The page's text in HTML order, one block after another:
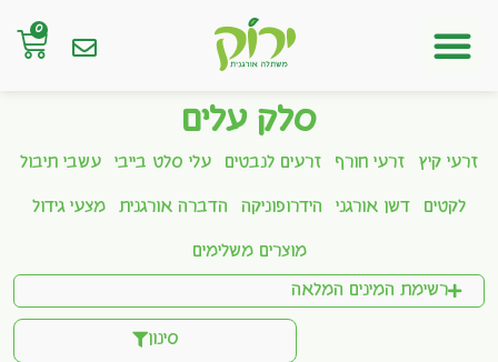
0
סלק עלים
זרעי קיץ זרעי חורף זרעים לנבטים עלי סלט בייבי עשבי תיבול
לקטים דשן אורגני הידרופוניקה הדברה אורגנית מצעי גידול
מוצרים משלימים
רשימת המינים המלאה
סינון